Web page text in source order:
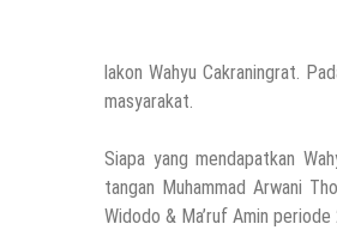
lakon Wahyu Cakraningrat.
masyarakat.
Siapa yang mendapatkan
tangan Muhammad Arwani
Widodo & Ma’ruf Amin